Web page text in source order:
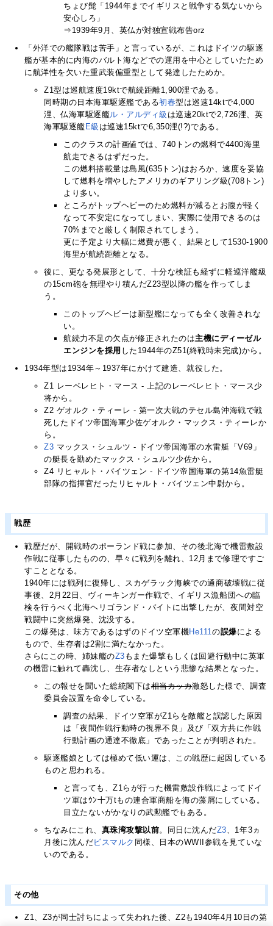
ちょび髭「1944年までイギリスと戦争する気ないから
安心しろ」
⇒1939年9月、英仏が対独宣戦布告orz
「外洋での艦隊戦は苦手」と言っているが、これはドイツの駆逐
艦が基本的に内海のバルト海などでの運用を中心としていたため
に航洋性を欠いた重武装偏重型として発達したためか。
Z1型は巡航速度19ktで航続距離1,900浬である。
同時期の日本海軍駆逐艦である初春型は巡速14ktで4,000
浬、仏海軍駆逐艦ル・アルディ級 は巡速20ktで2,726浬、英
海軍駆逐艦 E級 は巡速15ktで6,350浬(!?)である。
このクラスの計画値では、740トンの燃料で4400海里
航走できるはずだった。
この燃料搭載量は島風(635トン)はおろか、速度を妥協
して燃料を増やしたアメリカのギアリング級(708トン)
より多い。
ところがトップヘビーのため燃料が減るとお腹が軽く
なって不安定になってしまい、実際に使用できるのは
70%までと厳しく制限されてしまう。
更に予定より大幅に燃費が悪く、結果として1530-1900
海里が航続距離となる。
後に、更なる発展形として、十分な検証も経ずに軽巡洋艦級
の15cm砲を無理やり積んだZ23型以降の艦を作ってしま
う。
このトップヘビーは新型艦になっても全く改善されな
い。
航続力不足の欠点が修正されたのは主機にディーゼル
エンジンを採用 した1944年のZ51(終戦時未完成)から。
1934年型は1934年～1937年にかけて建造、就役した。
Z1 レーベレヒト・マース - 上記のレーベレヒト・マース少
将から。
Z2 ゲオルク・ティーレ - 第一次大戦のテセル島沖海戦で戦
死したドイツ帝国海軍少佐ゲオルク・マックス・ティーレか
ら。
Z3 マックス・シュルツ - ドイツ帝国海軍の水雷艇「V69」
の艇長を勤めたマックス・シュルツ少佐から。
Z4 リヒャルト・バイツェン - ドイツ帝国海軍の第14魚雷艇
部隊の指揮官だったリヒャルト・バイツェン中尉から。
戦歴
戦歴だが、開戦時のポーランド戦に参加、その後北海で機雷敷設
作戦に従事したものの、早々に戦列を離れ、12月まで修理ですご
すこととなる。
1940年には戦列に復帰し、スカゲラック海峡での通商破壊戦に従
事後、2月22日、ヴィーキンガー作戦で、イギリス漁船団への臨
検を行うべく北海ヘリゴランド・バイトに出撃したが、夜間対空
戦闘中に突然爆発、沈没する。
この爆発は、味方であるはずのドイツ空軍機He111の誤爆による
もので、生存者は2割に満たなかった。
さらにこの時、姉妹艦のZ3 もまた爆撃もしくは回避行動中に英軍
の機雷に触れて轟沈し、生存者なしという悲惨な結果となった。
この報せを聞いた総統閣下は相当カッカ激怒した様で、調査
委員会設置を命令している。
調査の結果、ドイツ空軍がZ1らを敵艦と誤認した原因
は「夜間作戦行動時の視界不良」及び「双方共に作戦
行動計画の通達不徹底」であったことが判明された。
駆逐艦娘としては極めて低い運は、この戦歴に起因している
ものと思われる。
と言っても、Z1らが行った機雷敷設作戦によってドイ
ツ軍はｳﾝ十万tもの連合軍商船を海の藻屑にしている。
目立たないがかなりの武勲艦でもある。
ちなみにこれ、 真珠湾攻撃以前。同日に沈んだZ3、1年3ヵ
月後に沈んだビスマルク 同様、日本のWWII参戦を見ていな
いのである。
その他
Z1、Z3が同士討ちによって失われた後、Z2も1940年4月10日の第